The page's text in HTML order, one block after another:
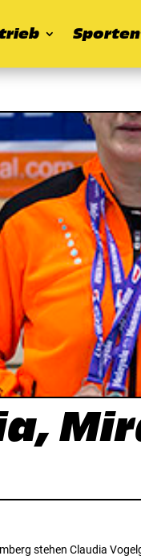
stehen Claudia